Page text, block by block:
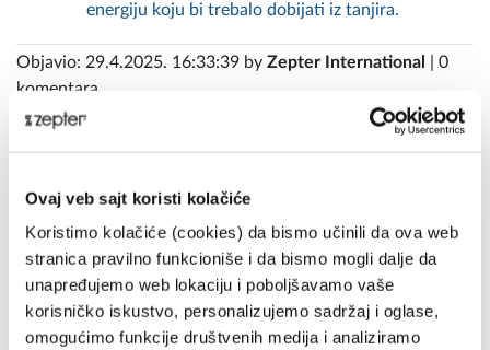
Ovaj veb sajt koristi kolačiće
Koristimo kolačiće (cookies) da bismo učinili da ova web
stranica pravilno funkcioniše i da bismo mogli dalje da
unapređujemo web lokaciju i poboljšavamo vaše
korisničko iskustvo, personalizujemo sadržaj i oglase,
omogućimo funkcije društvenih medija i analiziramo
energiju koju bi trebalo dobijati iz tanjira.
Objavio: 29.4.2025. 16:33:39 by Zepter International
| 0
komentara